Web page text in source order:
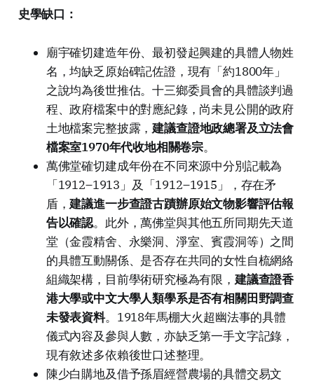
史學缺口：
廟宇確切建造年份、最初發起興建的具體人物姓
名，均缺乏原始碑記佐證，現有「約1800年」
之說均為後世推估。十三鄉委員會的具體談判過
程、政府檔案中的對應紀錄，尚未見公開的政府
土地檔案完整披露，建議查證地政總署及立法會
檔案室1970年代收地相關卷宗。
萬佛堂確切建成年份在不同來源中分別記載為
「1912–1913」及「1912–1915」，存在矛
盾，建議進一步查證古蹟辦原始文物影響評估報
告以確認。此外，萬佛堂與其他五所同期先天道
堂（金霞精舍、永樂洞、淨室、賓霞洞等）之間
的具體互動關係、是否存在共同的女性自梳網絡
組織架構，目前學術研究極為有限， 建議查證香
港大學或中文大學人類學系是否有相關田野調查
未發表資料。1918年馬棚大火超幽法事的具體
儀式內容及參與人數，亦缺乏第一手文字記錄，
現有敘述多依賴後世口述整理。
陳少白購地及借予孫眉經營農場的具體交易文